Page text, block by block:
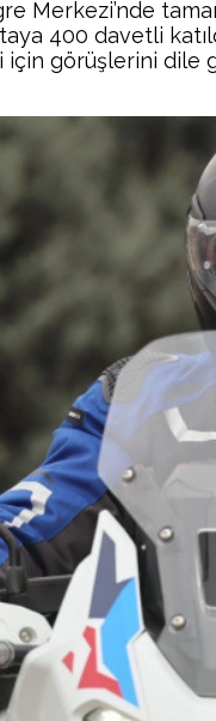
Merkezi’nde
400 davetli
görüşlerini dile